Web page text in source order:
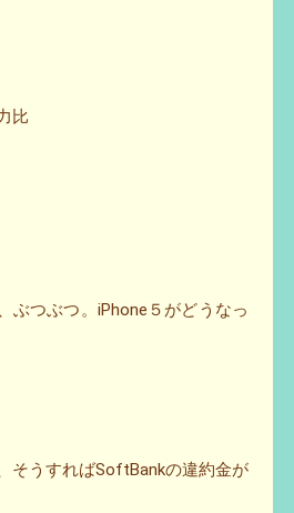
比
ぶつぶつ。iPhone５がどうなっ
そうすればSoftBankの違約金が